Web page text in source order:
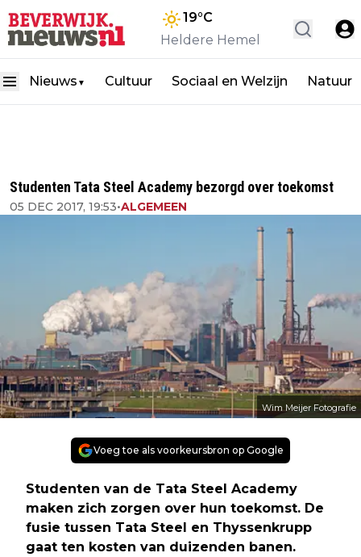
19°C
Heldere Hemel
Nieuws ▼ Cultuur Sociaal en Welzijn Natuur
Studenten Tata Steel Academy bezorgd over toekomst
05 DEC 2017, 19:53•ALGEMEEN
Wim Meijer Fotografie
Voeg toe als voorkeursbron op Google
Studenten van de Tata Steel Academy
maken zich zorgen over hun toekomst. De
fusie tussen Tata Steel en Thyssenkrupp
gaat ten kosten van duizenden banen.